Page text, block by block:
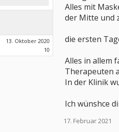
13. Oktober 2020
10
Alles mit
der Mitte und
die ersten
Alles in allem
Therapeuten
In der Klinik
Ich wünshce
17. Februar 2021